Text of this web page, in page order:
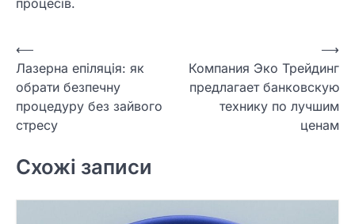
процесів.
Навігація
записів
⟵
Лазерна епіляція: як
обрати безпечну
процедуру без зайвого
стресу
Компания Эко Трейдинг
предлагает банковскую
технику по лучшим
ценам
⟶
Схожі записи